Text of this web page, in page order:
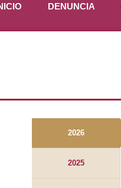
DENUNCIA
2026
2025